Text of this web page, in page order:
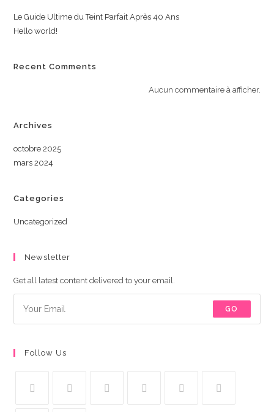
Le Guide Ultime du Teint Parfait Après 40 Ans
Hello world!
Recent Comments
Aucun commentaire à afficher.
Archives
octobre 2025
mars 2024
Categories
Uncategorized
Newsletter
Get all latest content delivered to your email.
GO
Follow Us